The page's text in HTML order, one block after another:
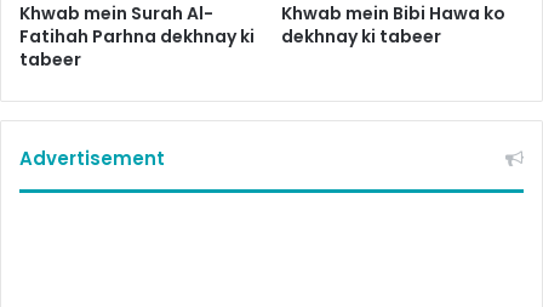
Khwab mein Surah Al-
Fatihah Parhna dekhnay ki
tabeer
Khwab mein Bibi Hawa ko
dekhnay ki tabeer
Advertisement